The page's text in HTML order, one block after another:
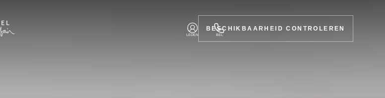
LEDEN BEL
BESCHIKBAARHEID CONTROLEREN